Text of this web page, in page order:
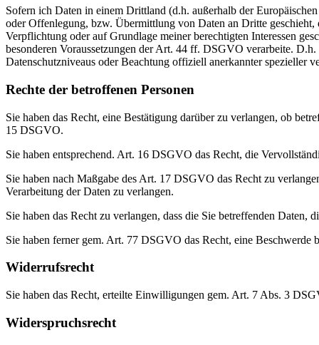
Sofern ich Daten in einem Drittland (d.h. außerhalb der
oder Offenlegung, bzw. Übermittlung von Daten an Dritte
Verpflichtung oder auf Grundlage meiner berechtigten Interessen
besonderen Voraussetzungen der Art. 44 ff. DSGVO verarbeite.
Datenschutzniveaus oder Beachtung offiziell anerkannter spezieller
Rechte der betroffenen Personen
Sie haben das Recht, eine Bestätigung darüber zu verlangen, ob
15 DSGVO.
Sie haben entsprechend. Art. 16 DSGVO das Recht, die
Sie haben nach Maßgabe des Art. 17 DSGVO das Recht zu
Verarbeitung der Daten zu verlangen.
Sie haben das Recht zu verlangen, dass die Sie betreffenden
Sie haben ferner gem. Art. 77 DSGVO das Recht, eine Beschwerde
Widerrufsrecht
Sie haben das Recht, erteilte Einwilligungen gem. Art. 7 Abs. 3
Widerspruchsrecht